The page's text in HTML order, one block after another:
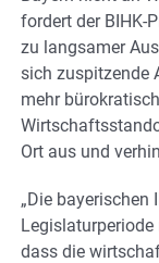
fordert der BIHK-
zu langsamer
sich zuspitzende
mehr
Ort aus und
„Die bayerischen
dass die